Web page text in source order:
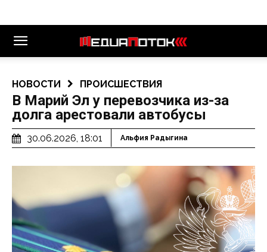
НОВОСТИ ПРОИСШЕСТВИЯ
В Марий Эл у перевозчика из-за
долга арестовали автобусы
30.06.2026, 18:01 Альфия Радыгина